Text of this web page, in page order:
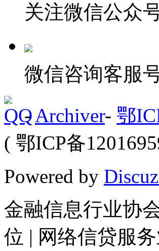
关注微信公众
微信咨询客服
- Archiver- 鄂
( 鄂ICP备
Powered by
金融信息行业协
位 | 网络信贷服